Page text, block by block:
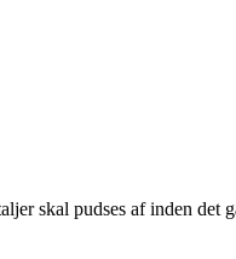
skal pudses af inden det